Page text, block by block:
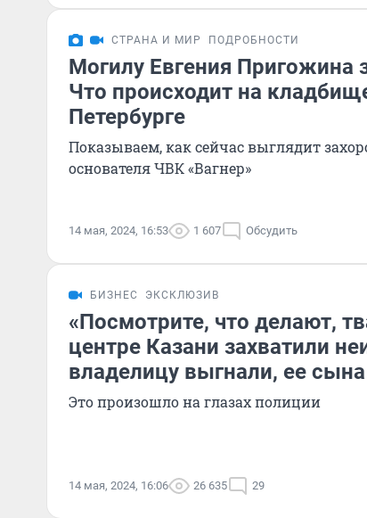
СТРАНА И МИР ПОДРОБНОСТИ
Могилу Евгения Пригожина
Что происходит на
Петербурге
Показываем, как сейчас выглядит
основателя ЧВК «Вагнер»
14 мая, 2024, 16:53 1 607 Обсудить
БИЗНЕС ЭКСКЛЮЗИВ
«Посмотрите, что делают,
центре Казани захватили
владелицу выгнали, ее
Это произошло на глазах полиции
14 мая, 2024, 16:06 26 635 29